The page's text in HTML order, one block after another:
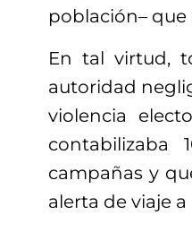
población– que
En tal virtud,
autoridad
violencia
contabilizaba
campañas y
alerta de viaje a